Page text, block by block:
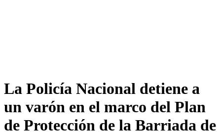
La Policía Nacional detiene a
un varón en el marco del Plan
de Protección de la Barriada de